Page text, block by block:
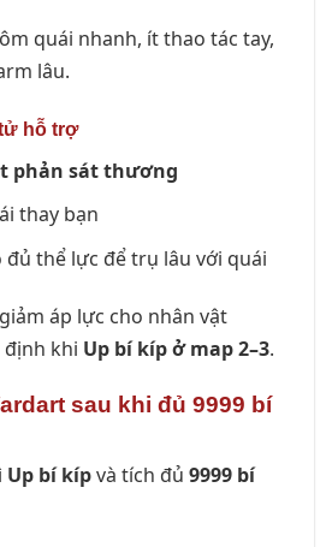
quái nhanh, ít thao tác tay,
lâu.
hỗ trợ
phản sát thương
thay bạn
thể lực để trụ lâu với quái
áp lực cho nhân vật
khi Up bí kíp ở map 2–3.
sau khi đủ 9999 bí
Up bí kípvà tích đủ 9999 bí